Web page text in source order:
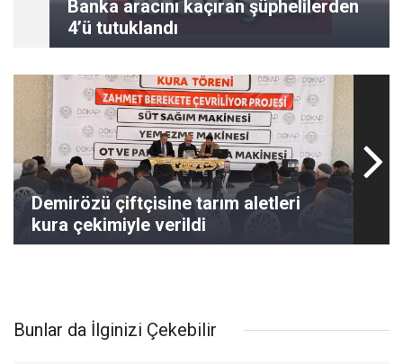
Banka aracını kaçıran şüphelilerden
4’ü tutuklandı
Demirözü çiftçisine tarım aletleri
kura çekimiyle verildi
Bunlar da İlginizi Çekebilir